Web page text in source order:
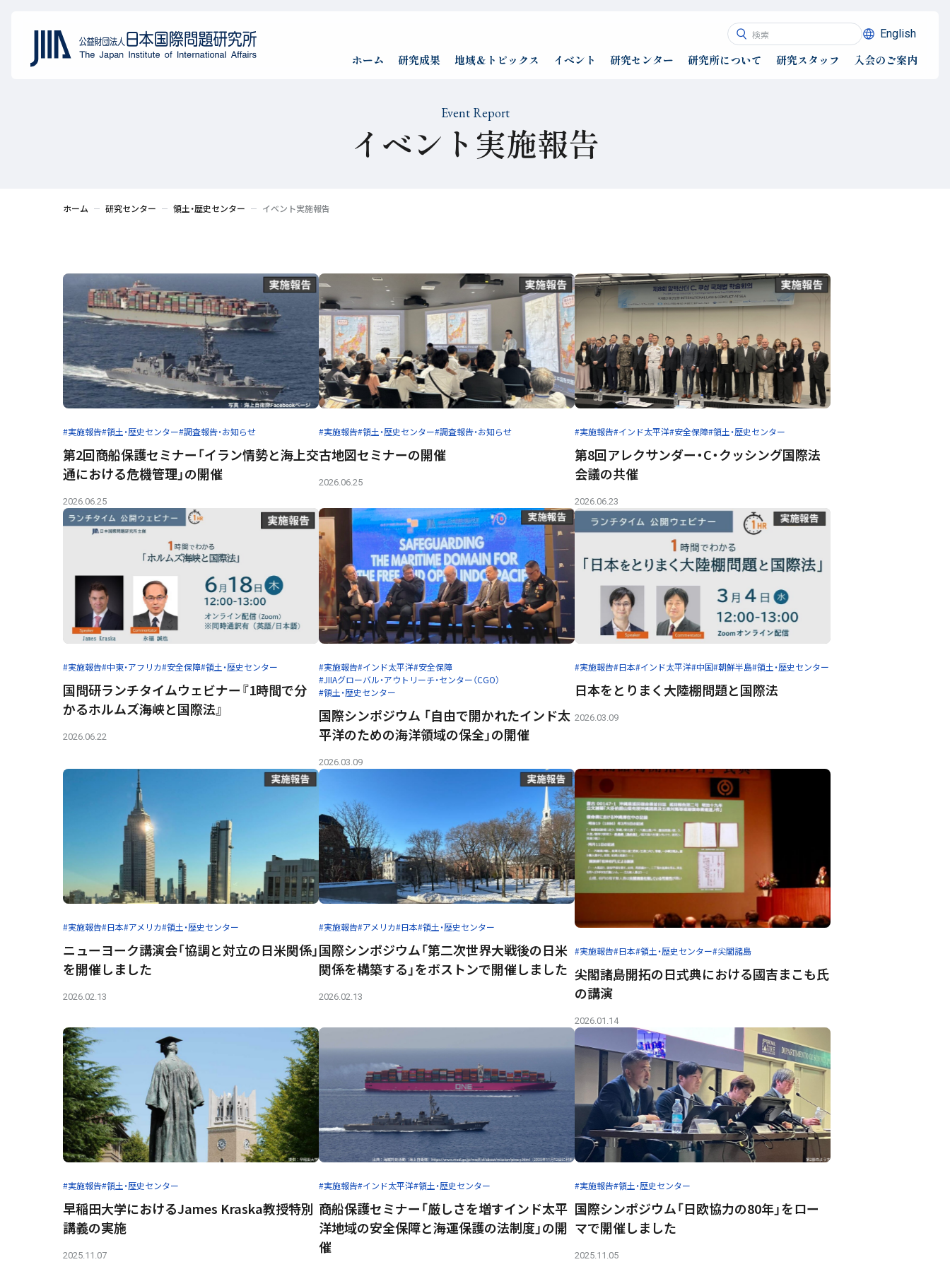
English
ホーム 研究成果 地域＆トピックス イベント 研究センター 研究所について 研究スタッフ 入会のご案内
Event Report
イベント実施報告
ホーム 研究センター 領土・歴史センター イベント実施報告
#実施報告#領土・歴史センター#調査報告・お知らせ
第2回商船保護セミナー「イラン情勢と海上交
通における危機管理」の開催
2026.06.25
#実施報告#領土・歴史センター#調査報告・お知らせ
古地図セミナーの開催
2026.06.25
#実施報告#インド太平洋#安全保障#領土・歴史センター
第8回アレクサンダー・C・クッシング国際法
会議の共催
2026.06.23
#実施報告#中東・アフリカ#安全保障#領土・歴史センター
国問研ランチタイムウェビナー『1時間で分
かるホルムズ海峡と国際法』
2026.06.22
#実施報告#インド太平洋#安全保障
#JIIAグローバル・アウトリーチ・センター（CGO）
#領土・歴史センター
国際シンポジウム 「自由で開かれたインド太
平洋のための海洋領域の保全」の開催
2026.03.09
#実施報告#日本#インド太平洋#中国#朝鮮半島#領土・歴史センター
日本をとりまく大陸棚問題と国際法
2026.03.09
#実施報告#日本#アメリカ#領土・歴史センター
ニューヨーク講演会「協調と対立の日米関係」
を開催しました
2026.02.13
#実施報告#アメリカ#日本#領土・歴史センター
国際シンポジウム「第二次世界大戦後の日米
関係を構築する」をボストンで開催しました
2026.02.13
#実施報告#日本#領土・歴史センター#尖閣諸島
尖閣諸島開拓の日式典における國吉まこも氏
の講演
2026.01.14
#実施報告#領土・歴史センター
早稲田大学におけるJames Kraska教授特別
講義の実施
2025.11.07
#実施報告#インド太平洋#領土・歴史センター
商船保護セミナー「厳しさを増すインド太平
洋地域の安全保障と海運保護の法制度」の開
催
#実施報告#領土・歴史センター
国際シンポジウム「日欧協力の80年」をロー
マで開催しました
2025.11.05